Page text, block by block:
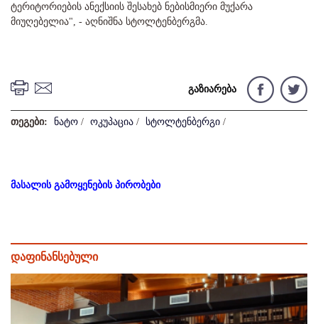
ტერიტორიების ანექსიის შესახებ ნებისმიერი მუქარა
მიუღებელია", - აღნიშნა სტოლტენბერგმა.
გაზიარება
თეგები: ნატო / ოკუპაცია / სტოლტენბერგი /
მასალის გამოყენების პირობები
დაფინანსებული